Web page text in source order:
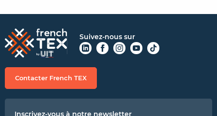
Suivez-nous sur
Contacter French TEX
Inscrivez-vous à notre newsletter